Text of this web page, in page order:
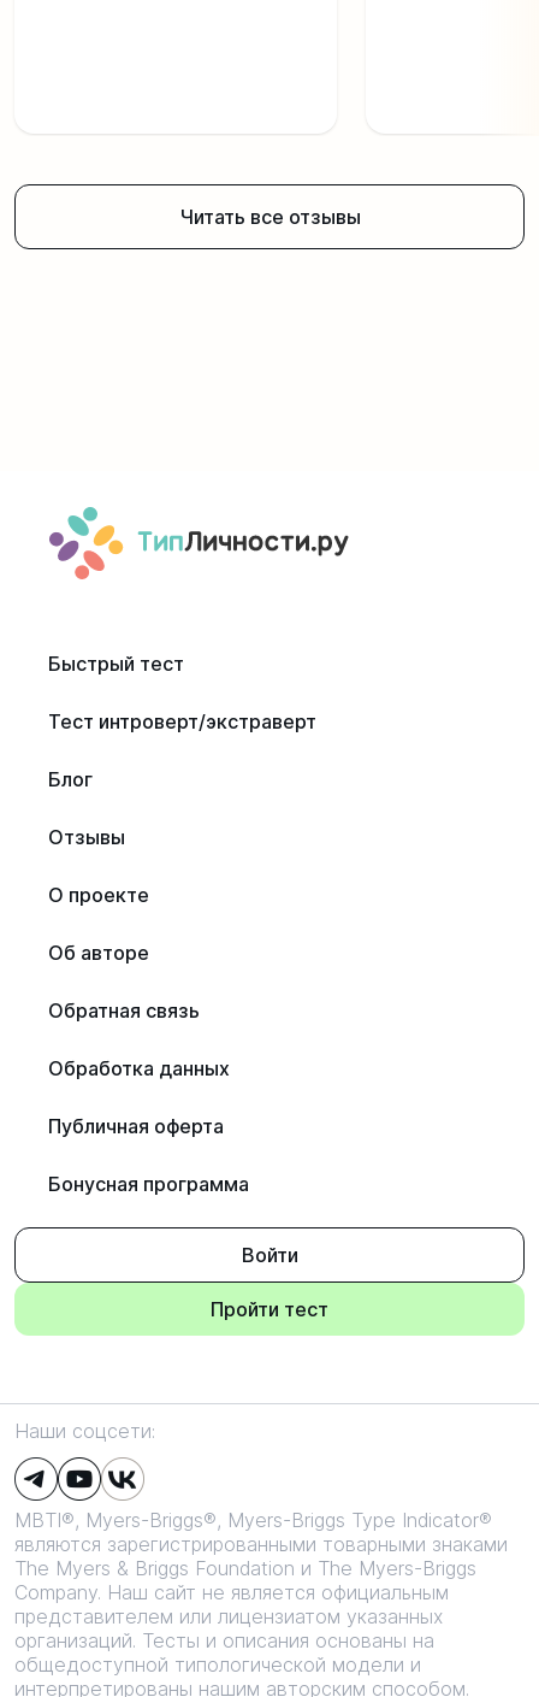
Читать все отзывы
Быстрый тест
Тест интроверт/экстраверт
Блог
Отзывы
О проекте
Об авторе
Обратная связь
Обработка данных
Публичная оферта
Бонусная программа
Войти
Пройти тест
Наши соцсети:
MBTI®, Myers-Briggs®, Myers-Briggs Type Indicator®
являются зарегистрированными товарными знаками
The Myers & Briggs Foundation и The Myers-Briggs
Company. Наш сайт не является официальным
представителем или лицензиатом указанных
организаций. Тесты и описания основаны на
общедоступной типологической модели и
интерпретированы нашим авторским способом.